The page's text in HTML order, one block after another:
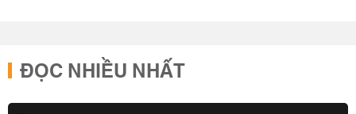
ĐỌC NHIỀU NHẤT